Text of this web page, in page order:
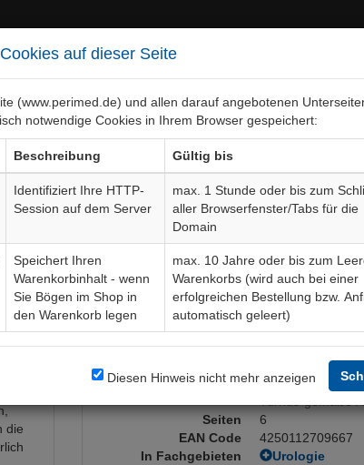
Bogen-Gesamtübersicht
auf dieser Seite
(www.perimed.de) und allen darauf angebotenen
notwendige Cookies in Ihrem Browser gespeichert:
Beschreibung
Gültig bis
Identifiziert Ihre HTTP-
Session auf dem Server
max. 1 Stunde oder bis zum
aller Browserfenster/Tabs für die
Domain
Speichert Ihren
Warenkorbinhalt - wenn
Sie Bögen im Shop in
den Warenkorb legen
max. 10 Jahre oder bis zum
Warenkorbs (wird auch bei einer
erfolgreichen Bestellung bzw.
automatisch geleert)
Diesen Hinweis nicht mehr anzeigen
Operation
die
Bogendetails
Aktuelle Edition
04-23-04
Turnus-gemäße
Seiten
6
EAN Code
4250112709667
In Fachgebieten
Urologie